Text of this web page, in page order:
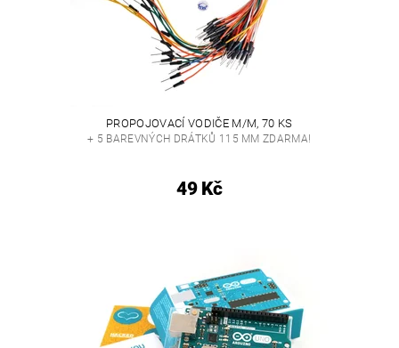
PROPOJOVACÍ VODIČE M/M, 70 KS
+ 5 BAREVNÝCH DRÁTKŮ 115 MM ZDARMA!
49 Kč